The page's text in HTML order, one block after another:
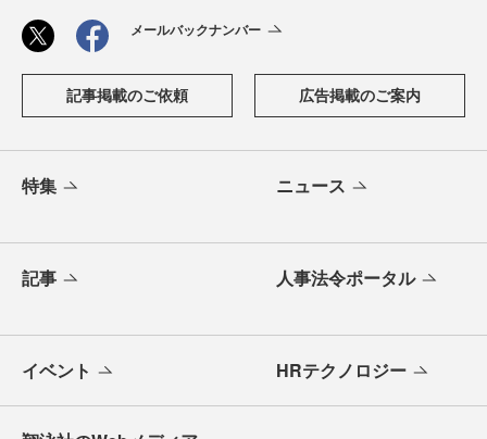
メールバックナンバー
記事掲載のご依頼 広告掲載のご案内
特集 ニュース
記事 人事法令ポータル
イベント HRテクノロジー